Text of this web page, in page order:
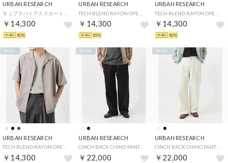
URBAN RESEARCH
￥14,300
10%
URBAN RESEARCH
￥14,300
10%
URBAN RESEARCH
TECH BLEND RAYON OPEN COLLAR SHIRTS （ブラウン）
￥14,300
10%
URBAN RESEARCH
￥14,300
NEW
URBAN RESEARCH
￥22,000
NEW
URBAN RESEARCH
CINCH BACK CHINO PANTS （アイボリー）
￥22,000
NEW